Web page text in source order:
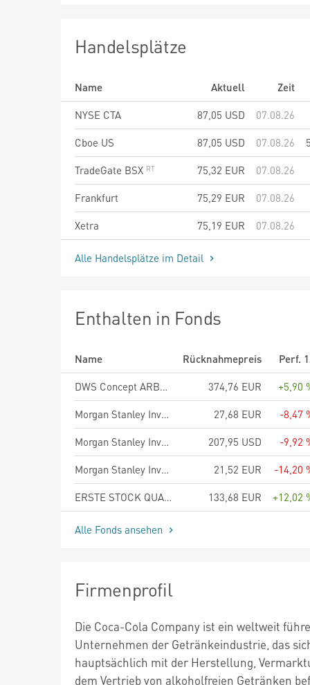
Handelsplätze
Name Aktuell
Zeit
NYSE CTA
87,05 USD
07.08.26
Cboe US
87,05 USD 07.08.26
TradeGate BSX
75,32 EUR
07.08.26
Frankfurt
75,29 EUR
07.08.26
Xetra
75,19 EUR 07.08.26
Alle Handelsplätze im Detail
Enthalten in Fonds
Name Rücknahmepreis
Perf.
DWS Concept ARBOR Food LD
374,76 EUR
+5,90
Morgan Stanley Investment Funds American Resilience Fund AH (EUR)
27,68 EUR
-8,47
Morgan Stanley Investment Funds Global Brands Fund - A
207,95 USD
-9,92
Morgan Stanley Investment Funds Global Brands Equity Income Fund AHR (EUR)
21,52 EUR
-14,20
ERSTE STOCK QUALITY VALUE EUR R01 (T)
133,68 EUR +12,02
Alle Fonds ansehen
Firmenprofil
Die Coca-Cola Company ist ein weltweit
Unternehmen der Getränkeindustrie, das
hauptsächlich mit der Herstellung,
dem Vertrieb von alkoholfreien Getränken